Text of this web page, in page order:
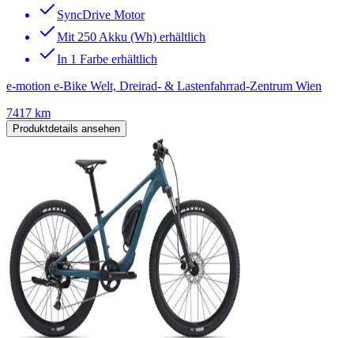
SyncDrive Motor
Mit 250 Akku (Wh) erhältlich
In 1 Farbe erhältlich
e-motion e-Bike Welt, Dreirad- & Lastenfahrrad-Zentrum Wien
7417 km
Produktdetails ansehen